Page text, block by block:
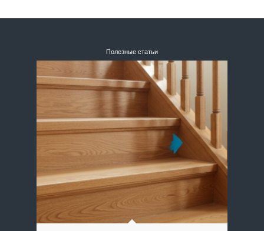
Полезные статьи